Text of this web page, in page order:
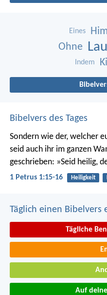
Eines
Ohne
Indem
Bibelvers des Tages
Sondern wie der, welcher
seid auch ihr im ganzen
geschrieben: »Seid heilig,
1 Petrus 1:15-16 Heiligkeit
Täglich einen Bibelvers
Tägliche
Auf